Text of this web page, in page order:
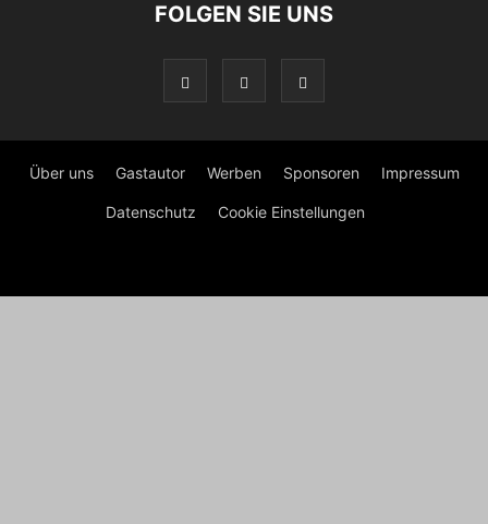
FOLGEN SIE UNS
Über uns Gastautor Werben Sponsoren Impressum
Datenschutz Cookie Einstellungen